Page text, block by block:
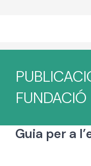
FUNDACIÓ
Guia per a